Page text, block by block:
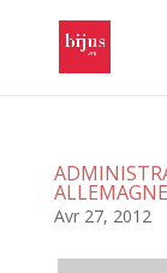
Avr 27, 2012